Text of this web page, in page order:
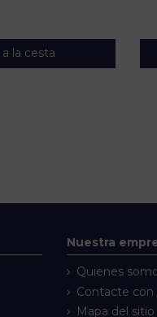
la cesta
Nuestra
Quienes
Contacte con
Mapa del sitio